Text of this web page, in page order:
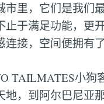
市里，它们是我们
止于满足功能，更
接，空间便拥有了
TAILMATES小狗
地，到阿尔巴尼亚